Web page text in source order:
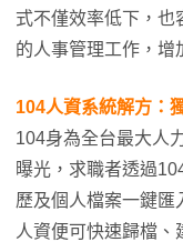
式不僅效率低下，也
的人事管理工作，增
104人資系統解方：
104身為全台最大人
曝光，求職者透過
歷及個人檔案一鍵匯
人資便可快速歸檔